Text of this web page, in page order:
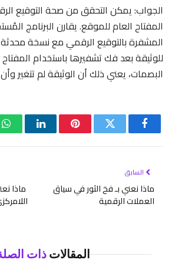
الجواب: يمكن التحقق من صحة التوقيع
المفتاح العام للموقع. يقارن البرنامج
المشفرة بالتوقيع الرقمي مع نسخة
للوثيقة بعد فك تشفيرها باستخدام
البصمات، يعني ذلك أن الوثيقة لم تتغير
فيسبوكتويتر بينتيريستلينكدإن
السابق
ماذا نعني بـ فخ الثور في سياق
العملات الرقمية
ماذا
المقالاتذات